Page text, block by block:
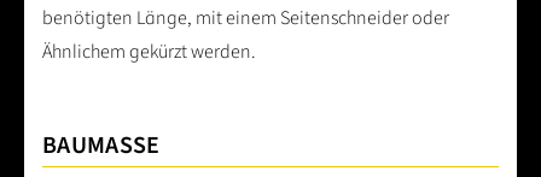
benötigten Länge, mit einem Seitenschneider oder
Ähnlichem gekürzt werden.
BAUMASSE